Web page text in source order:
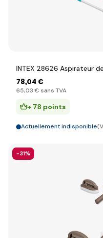
INTEX 28626 Aspirateur
78,04 €
65,03 € sans TVA
+ 78 points
Actuellement indisponible
-31%